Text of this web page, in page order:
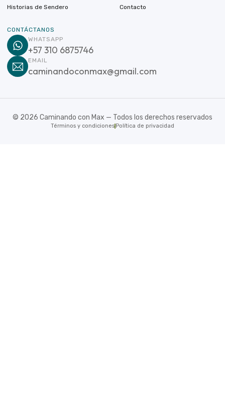
Historias de Sendero
Contacto
CONTÁCTANOS
WHATSAPP
+57 310 6875746
EMAIL
caminandoconmax@gmail.com
© 2026 Caminando con Max — Todos los derechos reservados
Términos y condiciones Política de privacidad